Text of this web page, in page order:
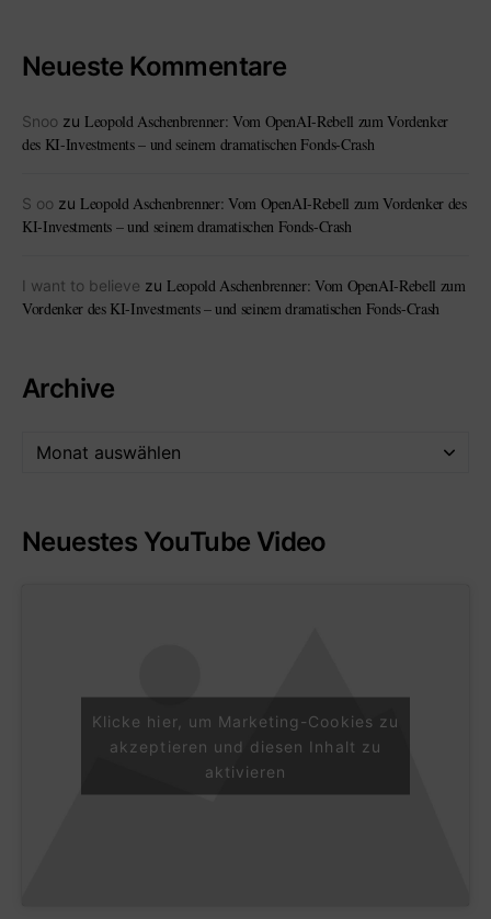
Neueste Kommentare
Snoo zu Leopold Aschenbrenner: Vom OpenAI-Rebell zum Vordenker
des KI-Investments – und seinem dramatischen Fonds-Crash
S oo zu Leopold Aschenbrenner: Vom OpenAI-Rebell zum Vordenker des
KI-Investments – und seinem dramatischen Fonds-Crash
I want to believe zu Leopold Aschenbrenner: Vom OpenAI-Rebell zum
Vordenker des KI-Investments – und seinem dramatischen Fonds-Crash
Archive
Neuestes YouTube Video
Klicke hier, um Marketing-Cookies zu
akzeptieren und diesen Inhalt zu
aktivieren